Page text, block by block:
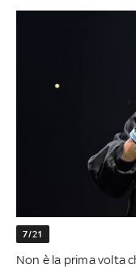
7/21
Non è la prima volta